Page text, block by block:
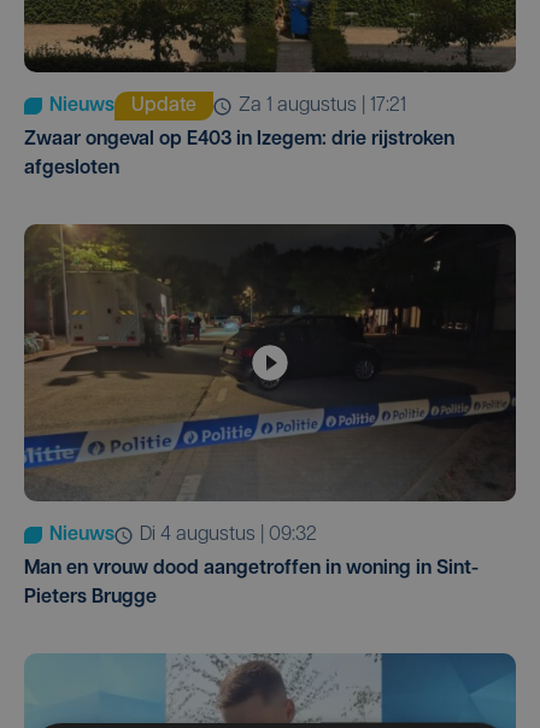
Nieuws Update
za 1 augustus | 17:21
Zwaar ongeval op E403 in Izegem: drie rijstroken
afgesloten
Nieuws
di 4 augustus | 09:32
Man en vrouw dood aangetroffen in woning in Sint-
Pieters Brugge